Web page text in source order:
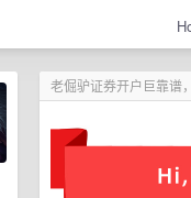
老倔驴证券开户巨靠谱